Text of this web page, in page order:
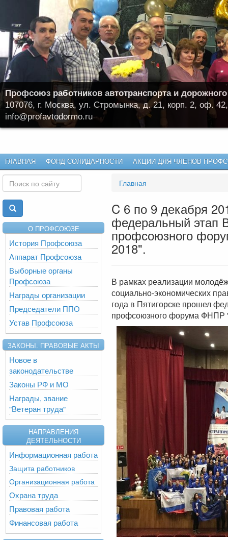
Профсоюз работников автотранспорта и
107076, г. Москва, ул. Стромынка, д. 21, корп. 2, оф.
info@profavtodormo.ru
ГЛАВНАЯ ФОНД СОЛИДАРНОСТИ АКЦИИ ДЛЯ ЧЛЕНОВ
О ПРОФСОЮЗЕ
История Профсоюза
Аппарат Профсоюза
Выборные органы
Профсоюза
Награды организации
Председатели ППО
Устав Профсоюза
ЗАКОНЫ. ПРАВОВЫЕ АКТЫ
Новое в
законодательстве
Законы РФ и МО
Награды, звание
"Ветеран труда"
НАПРАВЛЕНИЯ
ДЕЯТЕЛЬНОСТИ
Информационная работа
Защита работников
Организационная работа
Охрана труда
Правовая работа
Финансовая работа
Главная
C 6 по 9 декабря
федеральный этап
профсоюзного
2018".
В рамках реализации
социально-экономических
года в Пятигорске прошел
профсоюзного форума ФНПР